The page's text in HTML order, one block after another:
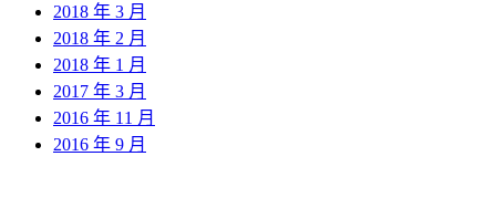
2018 年 3 月
2018 年 2 月
2018 年 1 月
2017 年 3 月
2016 年 11 月
2016 年 9 月